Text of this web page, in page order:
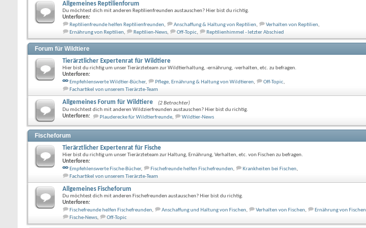
Allgemeines Reptilienforum
Du möchtest dich mit anderen Reptilienfreunden austauschen? Hier bist du richtig.
Unterforen:
Reptilienfreunde helfen Reptilienfreunden, Anschaffung & Haltung von Reptilien, Verhalten von Reptilien,
Ernährung von Reptilien, Reptilien-News, Off-Topic, Reptilienhimmel - letzter Abschied
Forum für Wildtiere
Tierärztlicher Expertenrat für Wildtiere
Hier bist du richtig um unser Tierärzteteam zur Wildtierhaltung, -ernährung, -verhalten, etc. zu befragen.
Unterforen:
Empfehlenswerte Wildtier-Bücher, Pflege, Ernährung & Haltung von Wildtieren, Off-Topic,
Fachartikel von unserem Tierärzte-Team
Allgemeines Forum für Wildtiere
(2 Betrachter)
Du möchtest dich mit anderen Wildzierfreunden austauschen? Hier bist du richtig.
Unterforen:
Plauderecke für Wildtierfreunde, Wildtier-News
Fischeforum
Tierärztlicher Expertenrat für Fische
Hier bist du richtig um unser Tierärzteteam zur Haltung, Ernährung, Verhalten, etc. von Fischen zu befragen.
Unterforen:
Empfehlenswerte Fische-Bücher, Fischefreunde helfen Fischefreunden, Krankheiten bei Fischen,
Fachartikel von unserem Tierärzte-Team
Allgemeines Fischeforum
Du möchtest dich mit anderen Fischefreunden austauschen? Hier bist du richtig.
Unterforen:
Fischefreunde helfen Fischefreunden, Anschaffung und Haltung von Fischen, Verhalten von Fischen, Ernährung von Fischen
Fische-News, Off-Topic